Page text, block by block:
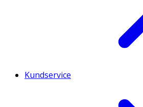
Kundservice